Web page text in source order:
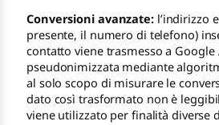
Conversioni avanzate:l’indirizzo
presente, il numero di telefono)
contatto viene trasmesso a Google
pseudonimizzata mediante
al solo scopo di misurare le
dato così trasformato non è
viene utilizzato per finalità diverse